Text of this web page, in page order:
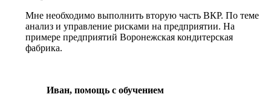
Мне необходимо выполнить вторую часть ВКР. По теме
анализ и управление рисками на предприятии. На
примере предприятий Воронежская кондитерская
фабрика.
Иван, помощь с обучением